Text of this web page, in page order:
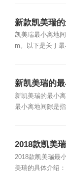
新款凯美瑞
凯美瑞最小离地
m。以下是关于
新凯美瑞的
新凯美瑞的最小
最小离地间隙是指
2018款凯美
2018款凯美瑞最
美瑞的具体介绍：